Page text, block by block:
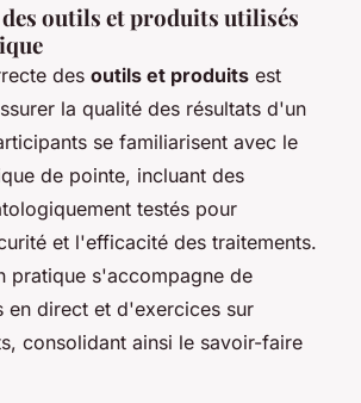
outils et produits utilisés
des outils et produits est
la qualité des résultats d'un
se familiarisent avec le
de pointe, incluant des
testés pour
et l'efficacité des traitements.
pratique s'accompagne de
en direct et d'exercices sur
consolidant ainsi le savoir-faire